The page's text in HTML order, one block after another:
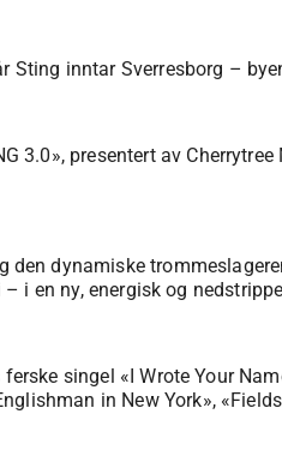
inntar Sverresborg –
3.0», presentert av
dynamiske
i en ny, energisk og
singel «I Wrote Your
in New York»,